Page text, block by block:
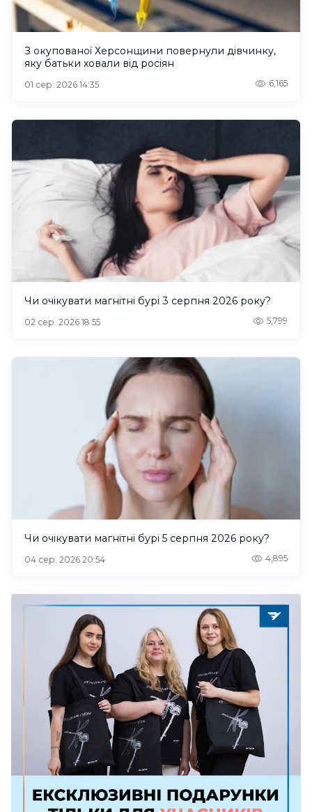
З окупованої Херсонщини повернули дівчинку,
яку батьки ховали від росіян
01 сер. 2026 14:35 6,165
Чи очікувати магнітні бурі 3 серпня 2026 року?
02 сер. 2026 18:55 5,799
Чи очікувати магнітні бурі 5 серпня 2026 року?
04 сер. 2026 20:54 4,895